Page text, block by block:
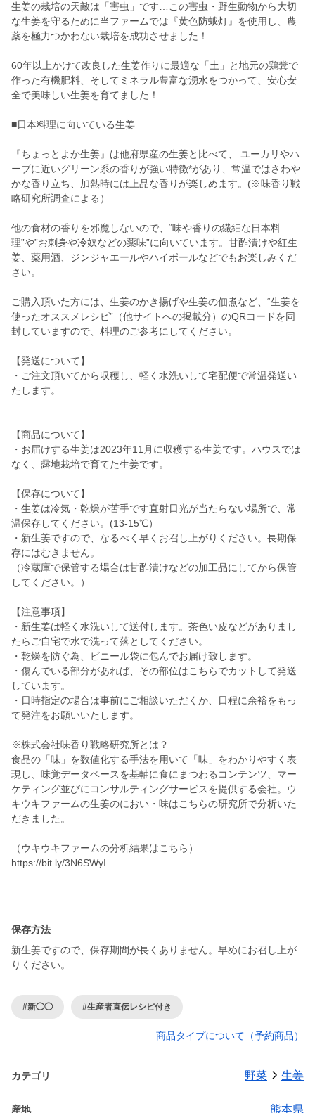
生姜の栽培の天敵は「害虫」です…この害虫・野生動物から大切
な生姜を守るために当ファームでは『黄色防蛾灯』を使用し、農
薬を極力つかわない栽培を成功させました！
60年以上かけて改良した生姜作りに最適な「土」と地元の鶏糞で
作った有機肥料、そしてミネラル豊富な湧水をつかって、安心安
全で美味しい生姜を育てました！
■日本料理に向いている生姜
『ちょっとよか生姜』は他府県産の生姜と比べて、 ユーカリやハ
ーブに近いグリーン系の香りが強い特徴*があり、常温ではさわや
かな香り立ち、加熱時には上品な香りが楽しめます。(※味香り戦
略研究所調査による）
他の食材の香りを邪魔しないので、“味や香りの繊細な日本料
理”や”お刺身や冷奴などの薬味”に向いています。甘酢漬けや紅生
姜、薬用酒、ジンジャエールやハイボールなどでもお楽しみくだ
さい。
ご購入頂いた方には、生姜のかき揚げや生姜の佃煮など、“生姜を
使ったオススメレシピ”（他サイトへの掲載分）のQRコードを同
封していますので、料理のご参考にしてください。
【発送について】
・ご注文頂いてから収穫し、軽く水洗いして宅配便で常温発送い
たします。
【商品について】
・お届けする生姜は2023年11月に収穫する生姜です。ハウスでは
なく、露地栽培で育てた生姜です。
【保存について】
・生姜は冷気・乾燥が苦手です直射日光が当たらない場所で、常
温保存してください。(13-15℃）
・新生姜ですので、なるべく早くお召し上がりください。長期保
存にはむきません。
（冷蔵庫で保管する場合は甘酢漬けなどの加工品にしてから保管
してください。）
【注意事項】
・新生姜は軽く水洗いして送付します。茶色い皮などがありまし
たらご自宅で水で洗って落としてください。
・乾燥を防ぐ為、ビニール袋に包んでお届け致します。
・傷んでいる部分があれば、その部位はこちらでカットして発送
しています。
・日時指定の場合は事前にご相談いただくか、日程に余裕をもっ
て発注をお願いいたします。
※株式会社味香り戦略研究所とは？
食品の「味」を数値化する手法を用いて「味」をわかりやすく表
現し、味覚データベースを基軸に食にまつわるコンテンツ、マー
ケティング並びにコンサルティングサービスを提供する会社。ウ
キウキファームの生姜のにおい・味はこちらの研究所で分析いた
だきました。
（ウキウキファームの分析結果はこちら）
https://bit.ly/3N6SWyI
保存方法
新生姜ですので、保存期間が長くありません。早めにお召し上が
りください。
#新◯◯ #生産者直伝レシピ付き
商品タイプについて（予約商品）
カテゴリ 野菜 生姜
産地 熊本県